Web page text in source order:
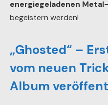
energiegeladenen
begeistern werden!
„Ghosted“ –
vom neuen
Album